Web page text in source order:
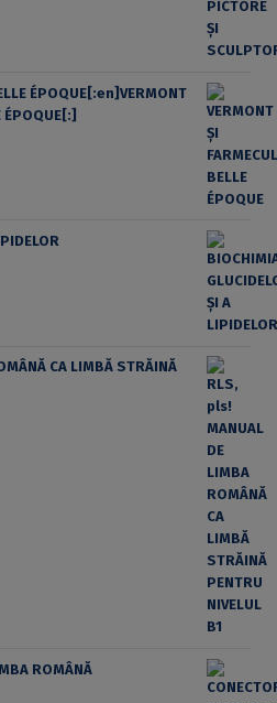
ÉPOQUE[:en]VERMONT
ÉPOQUE[:]
CA LIMBĂ STRĂINĂ
ROMÂNĂ